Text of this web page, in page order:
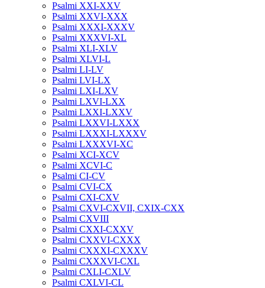
Psalmi XXI-XXV
Psalmi XXVI-XXX
Psalmi XXXI-XXXV
Psalmi XXXVI-XL
Psalmi XLI-XLV
Psalmi XLVI-L
Psalmi LI-LV
Psalmi LVI-LX
Psalmi LXI-LXV
Psalmi LXVI-LXX
Psalmi LXXI-LXXV
Psalmi LXXVI-LXXX
Psalmi LXXXI-LXXXV
Psalmi LXXXVI-XC
Psalmi XCI-XCV
Psalmi XCVI-C
Psalmi CI-CV
Psalmi CVI-CX
Psalmi CXI-CXV
Psalmi CXVI-CXVII, CXIX-CXX
Psalmi CXVIII
Psalmi CXXI-CXXV
Psalmi CXXVI-CXXX
Psalmi CXXXI-CXXXV
Psalmi CXXXVI-CXL
Psalmi CXLI-CXLV
Psalmi CXLVI-CL